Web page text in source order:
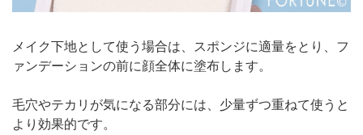
メイク下地として使う場合は、スポンジに適量をとり、フ
ァンデーションの前に顔全体に塗布します。
毛穴やテカリが気になる部分には、少量ずつ重ねて使うと
より効果的です。